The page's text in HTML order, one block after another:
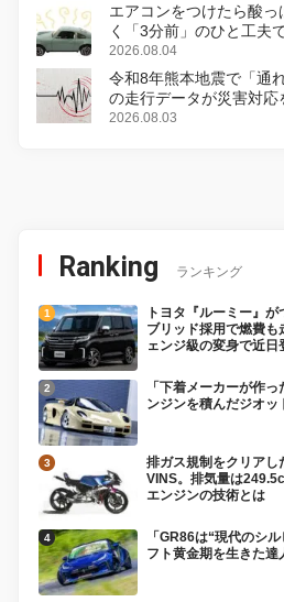
エアコンをつけたら酸
く「3分前」のひと工夫
2026.08.04
令和8年熊本地震で「通
の走行データが災害対応
2026.08.03
Ranking ランキング
トヨタ『ルーミー』
ブリッド採用で燃費
ェンジ級の変身で近日
「下着メーカーが作
ンジンを積んだジオ
排ガス規制をクリアし
VINS。排気量は
エンジンの技術とは
「GR86は“現代のシ
フト黄金期を生きた達